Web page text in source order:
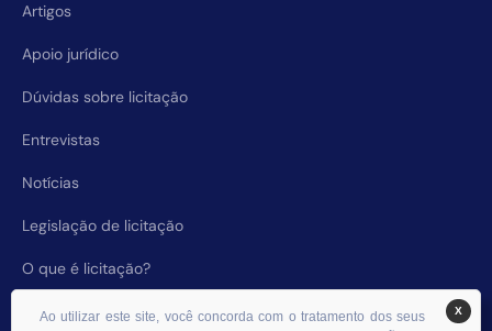
Artigos
Apoio jurídico
Dúvidas sobre licitação
Entrevistas
Notícias
Legislação de licitação
O que é licitação?
X
Ao utilizar este site, você concorda com o tratamento dos seus